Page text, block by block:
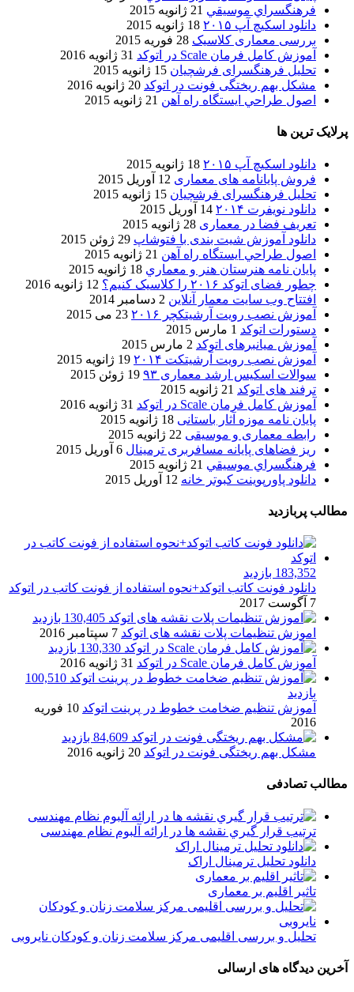
فرهنگسراي موسيقي 21 ژانویه 2015
دانلود اسکیچ آپ ۲۰۱۵
18 ژانویه 2015
بررسی معماری کلاسیک 28 فوریه 2015
آموزش کامل فرمان Scale در اتوکد
31 ژانویه 2016
تحلیل فرهنگسرای فرشچیان 15 ژانویه 2015
مشکل بهم ریختگی فونت در اتوکد 20 ژانویه 2016
اصول طراحي ایستگاه راه آهن 21 ژانویه 2015
پرلایک ترین ها
دانلود اسکیچ آپ ۲۰۱۵
18 ژانویه 2015
فروش پایانامه های معماری 12 آوریل 2015
تحلیل فرهنگسرای فرشچیان 15 ژانویه 2015
دانلود نویفرت ۲۰۱۴
14 آوریل 2015
تعریف فضا در معماری 28 ژانویه 2015
دانلود آموزش شیت بندی با فتوشاپ 29 ژوئن 2015
اصول طراحي ایستگاه راه آهن 21 ژانویه 2015
پایان نامه هنرستان هنر و معماري 18 ژانویه 2015
چطور فضای اتوکد ۲۰۱۶ را کلاسیک کنیم؟
12 ژانویه 2016
افتتاح وب سایت معمار آنلاین 2 دسامبر 2014
آموزش نصب رویت آرشیتکچر ۲۰۱۶
23 می 2015
دستورات اتوکد 1 مارس 2015
آموزش میانبرهای اتوکد 2 مارس 2015
آموزش نصب رویت آرشیتکت ۲۰۱۴
19 ژانویه 2015
سوالات اسکیس ارشد معماری ۹۳
19 ژوئن 2015
ترفند های اتوکد 21 ژانویه 2015
آموزش کامل فرمان Scale در اتوکد
31 ژانویه 2016
پایان نامه موزه آثار باستانی 18 ژانویه 2015
رابطه معماری و موسیقی 22 ژانویه 2015
ریز فضاهای پایانه مسافربری ترمینال 6 آوریل 2015
فرهنگسراي موسيقي 21 ژانویه 2015
دانلود پاورپوینت کبوتر خانه 12 آوریل 2015
مطالب پربازدید
183,352 بازدید
دانلود فونت کاتب اتوکد+نحوه استفاده از فونت کاتب در اتوکد
7 آگوست 2017
130,405 بازدید
اموزش تنظیمات پلات نقشه های اتوکد 7 سپتامبر 2016
130,330 بازدید
آموزش کامل فرمان Scale در اتوکد
31 ژانویه 2016
100,510
بازدید
آموزش تنظیم ضخامت خطوط در پرینت اتوکد
10 فوریه
2016
84,609 بازدید
مشکل بهم ریختگی فونت در اتوکد 20 ژانویه 2016
مطالب تصادفی
ترتیب قرار گیري نقشه ها در ارائه آلبوم نظام مهندسی
دانلود تحلیل ترمینال اراک
تاثیر اقلیم بر معماری
تحلیل و بررسی اقلیمی مرکز سلامت زنان و کودکان نایروبی
آخرین دیدگاه های ارسالی